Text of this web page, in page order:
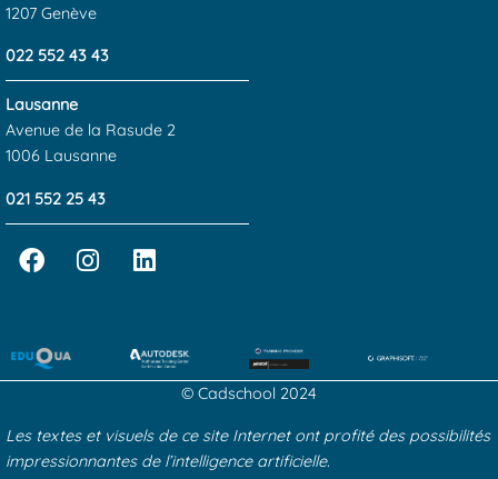
1207 Genève
022 552 43 43
Lausanne
Avenue de la Rasude 2
1006 Lausanne
021 552 25 43
© Cadschool 2024
Les textes et visuels de ce site Internet ont profité des possibilités
impressionnantes de l’intelligence artificielle.